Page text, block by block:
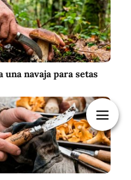
una navaja para setas